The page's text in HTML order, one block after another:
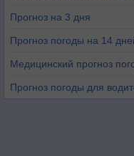
Прогноз на 3 дня
Прогноз погоды на 14
Медицинский прогноз
Прогноз погоды для